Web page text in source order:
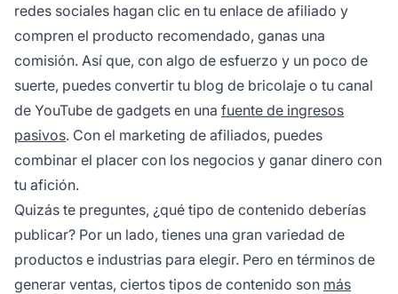
redes sociales hagan clic en tu enlace de afiliado y
compren el producto recomendado, ganas una
comisión. Así que, con algo de esfuerzo y un poco de
suerte, puedes convertir tu blog de bricolaje o tu canal
de YouTube de gadgets en una fuente de ingresos
pasivos. Con el marketing de afiliados, puedes
combinar el placer con los negocios y ganar dinero con
tu afición.
Quizás te preguntes, ¿qué tipo de contenido deberías
publicar? Por un lado, tienes una gran variedad de
productos e industrias para elegir. Pero en términos de
generar ventas, ciertos tipos de contenido son más